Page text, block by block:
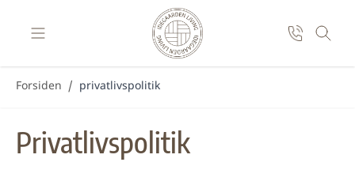
Forsiden / privatlivspolitik
Privatlivspolitik